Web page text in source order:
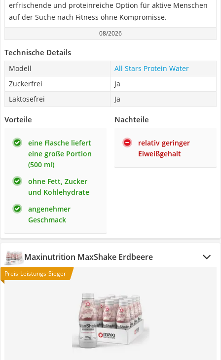
erfrischende und proteinreiche Option für aktive Menschen
auf der Suche nach Fitness ohne Kompromisse.
08/2026
Technische Details
Modell
All Stars Protein Water
Zuckerfrei
Ja
Laktosefrei
Ja
Vorteile
eine Flasche liefert
eine große Portion
(500 ml)
ohne Fett, Zucker
und Kohlehydrate
angenehmer
Geschmack
Nachteile
relativ geringer
Eiweißgehalt
Maxinutrition MaxShake Erdbeere
Preis-Leistungs-Sieger